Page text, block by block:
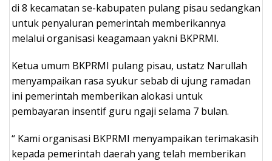
di 8 kecamatan se-kabupaten pulang pisau sedangkan
untuk penyaluran pemerintah memberikannya
melalui organisasi keagamaan yakni BKPRMI.
Ketua umum BKPRMI pulang pisau, ustatz Narullah
menyampaikan rasa syukur sebab di ujung ramadan
ini pemerintah memberikan alokasi untuk
pembayaran insentif guru ngaji selama 7 bulan.
“ Kami organisasi BKPRMI menyampaikan terimakasih
kepada pemerintah daerah yang telah memberikan